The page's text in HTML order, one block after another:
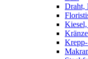
Draht,